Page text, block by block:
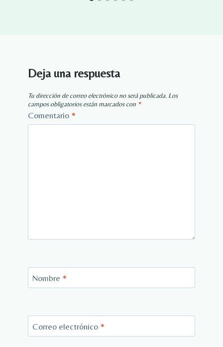
Deja una respuesta
Tu dirección de correo electrónico no será publicada. Los
campos obligatorios están marcados con *
Comentario *
Nombre *
Correo electrónico *